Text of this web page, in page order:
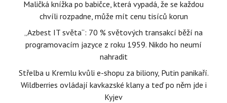
Maličká knížka po babičce, která vypadá, že se každou
chvíli rozpadne, může mít cenu tisíců korun
„Azbest IT světa“: 70 % světových transakcí běží na
programovacím jazyce z roku 1959. Nikdo ho neumí
nahradit
Střelba u Kremlu kvůli e-shopu za biliony, Putin panikaří.
Wildberries ovládají kavkazské klany a teď po něm jde i
Kyjev